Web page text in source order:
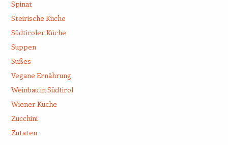
Spinat
Steirische Küche
Südtiroler Küche
Suppen
Süßes
Vegane Ernährung
Weinbau in Südtirol
Wiener Küche
Zucchini
Zutaten